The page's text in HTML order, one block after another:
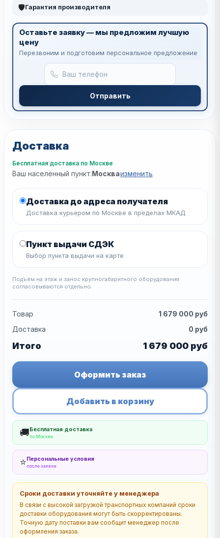
🛡Гарантия производителя
Оставьте заявку — мы предложим лучшую
цену
Перезвоним и подготовим персональное предложение
Отправить
Доставка
Бесплатная доставка по Москве
Ваш населённый пункт:Москваизменить
Доставка до адреса получателя
Доставка курьером по Москве в пределах МКАД
Пункт выдачи СДЭК
Выбор пункта выдачи на карте
Подъём на этаж и занос крупногабаритного оборудования
согласовываются отдельно.
Товар 1 679 000 руб
Доставка
0 руб
Итого 1 679 000 руб
Оформить заказ
Добавить в корзину
🚚Бесплатная доставка
по Москве
⭐Персональные условия
после заявки
Сроки доставки уточняйте у менеджера
В связи с высокой загрузкой транспортных компаний сроки
доставки оборудования могут быть скорректированы.
Точную дату поставки вам сообщит менеджер после
оформления заказа.